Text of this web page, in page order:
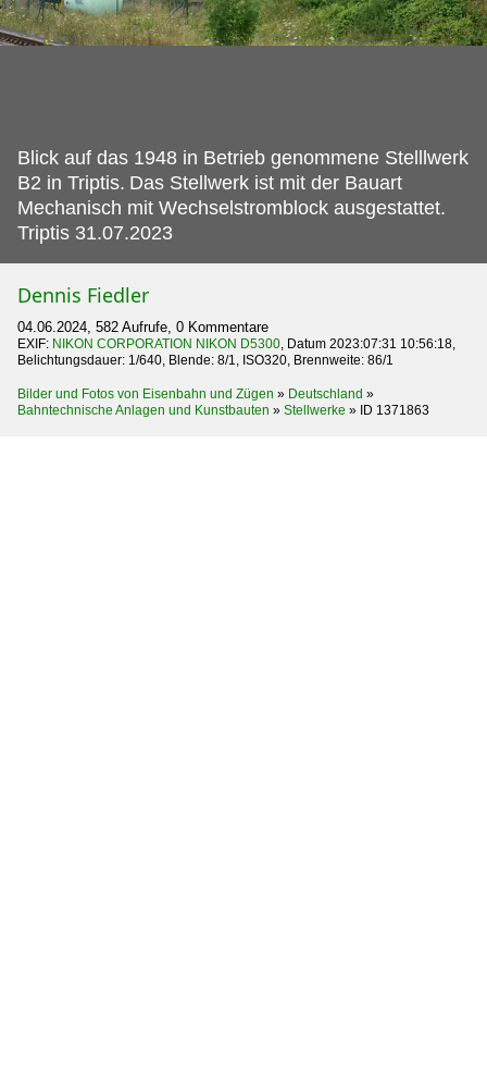
Blick auf das 1948 in Betrieb genommene Stelllwerk
B2 in Triptis. Das Stellwerk ist mit der Bauart
Mechanisch mit Wechselstromblock ausgestattet.
Triptis 31.07.2023
Dennis Fiedler
04.06.2024, 582 Aufrufe, 0 Kommentare
EXIF: NIKON CORPORATION NIKON D5300, Datum 2023:07:31 10:56:18,
Belichtungsdauer: 1/640, Blende: 8/1, ISO320, Brennweite: 86/1
Bilder und Fotos von Eisenbahn und Zügen » Deutschland »
Bahntechnische Anlagen und Kunstbauten » Stellwerke » ID 1371863